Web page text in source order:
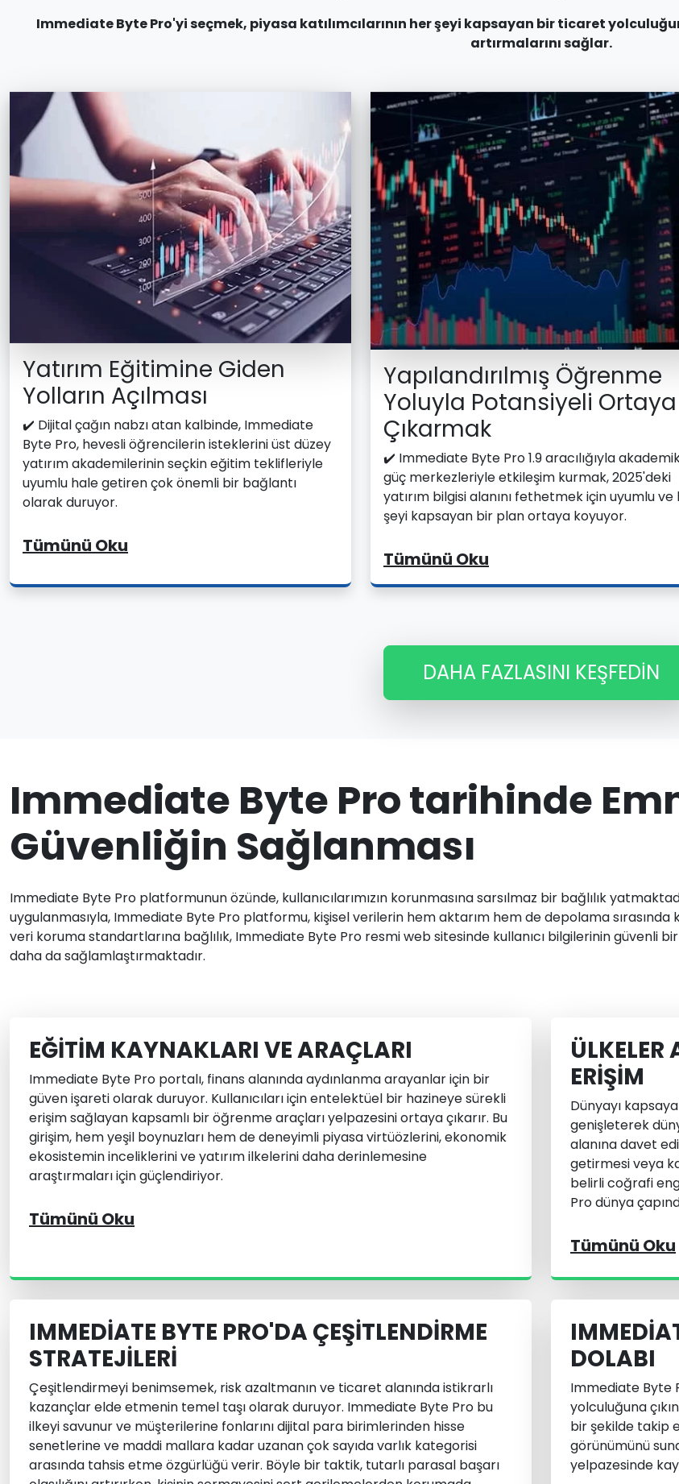
Immediate Byte Pro'yi seçmek, piyasa katılımcılarının her şeyi kapsayan bir ticaret
artırmalarını sağlar.
Yatırım Eğitimine Giden
Yolların Açılması
✔️ Dijital çağın nabzı atan kalbinde, Immediate
Byte Pro, hevesli öğrencilerin isteklerini üst düzey
yatırım akademilerinin seçkin eğitim teklifleriyle
uyumlu hale getiren çok önemli bir bağlantı
olarak duruyor.
Tümünü Oku
Yapılandırılmış Öğrenme
Yoluyla Potansiyeli Ortaya
Çıkarmak
✔️ Immediate Byte Pro 1.9 aracılığıyla
güç merkezleriyle etkileşim kurmak, 2025'deki
yatırım bilgisi alanını fethetmek için uyumlu ve
şeyi kapsayan bir plan ortaya koyuyor.
Tümünü Oku
DAHA FAZLASINI KEŞFEDIN
Immediate Byte Pro tarihinde
Güvenliğin Sağlanması
Immediate Byte Pro platformunun özünde, kullanıcılarımızın korunmasına sarsılmaz bir bağlılık
uygulanmasıyla, Immediate Byte Pro platformu, kişisel verilerin hem aktarım hem de depolama sırasında
veri koruma standartlarına bağlılık, Immediate Byte Pro resmi web sitesinde kullanıcı bilgilerinin güvenli
daha da sağlamlaştırmaktadır.
EĞITIM KAYNAKLARI VE ARAÇLARI
Immediate Byte Pro portalı, finans alanında aydınlanma arayanlar için bir
güven işareti olarak duruyor. Kullanıcıları için entelektüel bir hazineye sürekli
erişim sağlayan kapsamlı bir öğrenme araçları yelpazesini ortaya çıkarır. Bu
girişim, hem yeşil boynuzları hem de deneyimli piyasa virtüözlerini, ekonomik
ekosistemin inceliklerini ve yatırım ilkelerini daha derinlemesine
araştırmaları için güçlendiriyor.
Tümünü Oku
ERIŞIM
Dünyayı
genişleterek
alanına davet
getirmesi veya
belirli coğrafi
Pro dünya
Tümünü Oku
IMMEDIATE BYTE PRO'DA ÇEŞITLENDIRME
STRATEJILERI
Çeşitlendirmeyi benimsemek, risk azaltmanın ve ticaret alanında istikrarlı
kazançlar elde etmenin temel taşı olarak duruyor. Immediate Byte Pro bu
ilkeyi savunur ve müşterilerine fonlarını dijital para birimlerinden hisse
senetlerine ve maddi mallara kadar uzanan çok sayıda varlık kategorisi
arasında tahsis etme özgürlüğü verir. Böyle bir taktik, tutarlı parasal başarı
DOLABI
Immediate Byte
yolculuğuna
bir şekilde takip
görünümünü
yelpazesinde